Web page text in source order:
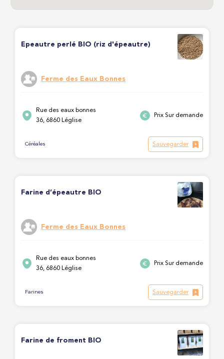
Epeautre perlé BIO (riz d'épeautre)
Ferme des Eaux Bonnes
Rue des eaux bonnes
36, 6860 Léglise
Prix Sur demande
Céréales Sauvegarder
Farine d’épeautre BIO
Ferme des Eaux Bonnes
Rue des eaux bonnes
36, 6860 Léglise
Prix Sur demande
Farines Sauvegarder
Farine de froment BIO